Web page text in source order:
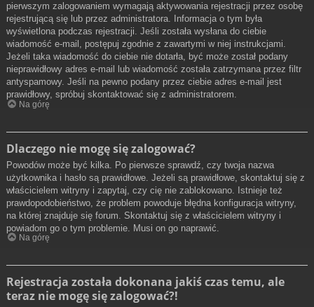
pierwszym zalogowaniem wymagają aktywowania rejestracji przez osobę
rejestrującą się lub przez administratora. Informacja o tym była
wyświetlona podczas rejestracji. Jeśli została wysłana do ciebie
wiadomość e-mail, postępuj zgodnie z zawartymi w niej instrukcjami.
Jeżeli taka wiadomość do ciebie nie dotarła, być może został podany
nieprawidłowy adres e-mail lub wiadomość została zatrzymana przez filtr
antyspamowy. Jeśli na pewno podany przez ciebie adres e-mail jest
prawidłowy, spróbuj skontaktować się z administratorem.
Na górę
Dlaczego nie mogę się zalogować?
Powodów może być kilka. Po pierwsze sprawdź, czy twoja nazwa
użytkownika i hasło są prawidłowe. Jeżeli są prawidłowe, skontaktuj się z
właścicielem witryny i zapytaj, czy cię nie zablokowano. Istnieje też
prawdopodobieństwo, że problem powoduje błędna konfiguracja witryny,
na której znajduje się forum. Skontaktuj się z właścicielem witryny i
powiadom go o tym problemie. Musi on go naprawić.
Na górę
Rejestracja została dokonana jakiś czas temu, ale
teraz nie mogę się zalogować?!